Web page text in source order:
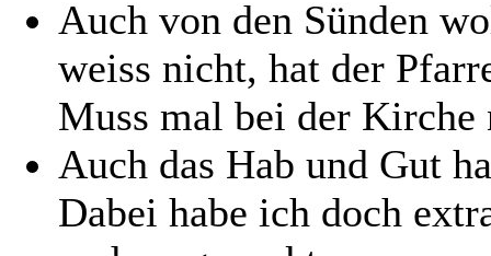
Auch von den Sünden
weiss nicht, hat der
Muss mal bei der Kirche
Auch das Hab und Gut
Dabei habe ich doch